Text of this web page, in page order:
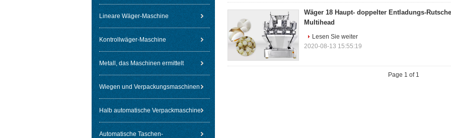
Lineare Wäger-Maschine
Kontrollwäger-Maschine
Metall, das Maschinen ermittelt
Wiegen und Verpackungsmaschinen
Halb automatische Verpackmaschine
Automatische Taschen-
Wäger 18 Haupt- doppelter Entladungs-
Multihead
Lesen Sie weiter
2020-08-13 15:55:19
Page 1 of 1